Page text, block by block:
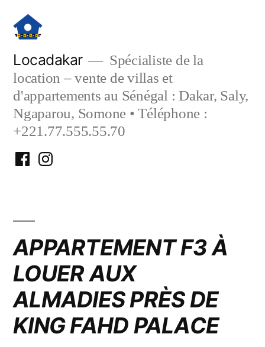
contenu
Locadakar
Spécialiste de la
location – vente de villas et
d'appartements au Sénégal : Dakar, Saly,
Ngaparou, Somone • Téléphone :
+221.77.555.55.70
FacebookInstagram
APPARTEMENT F3 À
LOUER AUX
ALMADIES PRÈS DE
KING FAHD PALACE